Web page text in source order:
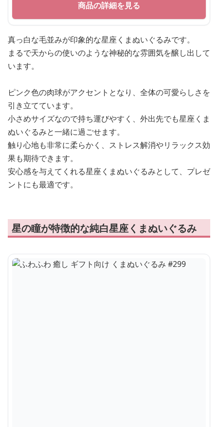
商品の詳細を見る
真っ白な毛並みが印象的な星座くまぬいぐるみです。
まるで天からの使いのような神秘的な雰囲気を醸し出して
います。
ピンク色の肉球がアクセントとなり、全体の可愛らしさを
引き立てています。
小さめサイズなので持ち運びやすく、外出先でも星座くま
ぬいぐるみと一緒に過ごせます。
触り心地も非常に柔らかく、ストレス解消やリラックス効
果も期待できます。
安心感を与えてくれる星座くまぬいぐるみとして、プレゼ
ントにも最適です。
星の瞳が特徴的な純白星座くまぬいぐるみ